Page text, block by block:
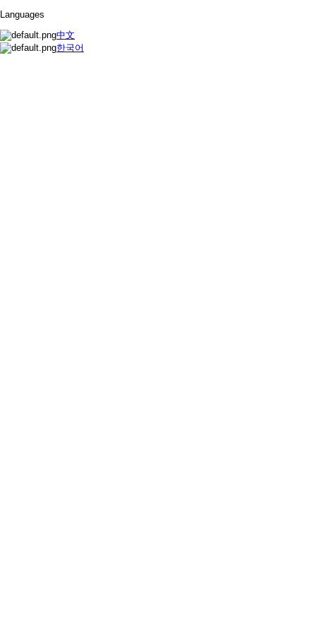
Languages
中文
한국어